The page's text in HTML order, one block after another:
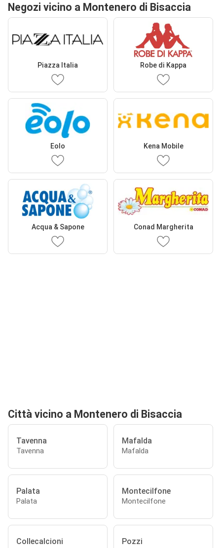
Negozi vicino a Montenero di Bisaccia
Piazza Italia Robe di Kappa
Eolo Kena Mobile
Acqua & Sapone Conad Margherita
Città vicino a Montenero di Bisaccia
Tavenna
Tavenna
Mafalda
Mafalda
Palata
Palata
Montecilfone
Montecilfone
Collecalcioni Pozzi